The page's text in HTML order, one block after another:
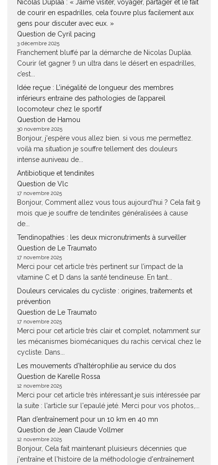
Nicolas Duplàa : « J’aime visiter, voyager, partager et le fait
de courir en espadrilles, cela t’ouvre plus facilement aux
gens pour discuter avec eux. »
Question de Cyril pacing
3 décembre 2025
Franchement bluffé par la démarche de Nicolas Duplàa.
Courir (et gagner !) un ultra dans le désert en espadrilles,
c’est...
Idée reçue : L’inégalité de longueur des membres
inférieurs entraine des pathologies de l’appareil
locomoteur chez le sportif
Question de Hamou
30 novembre 2025
Bonjour, j'espère vous allez bien. si vous me permettez.
voilà ma situation je souffre tellement des douleurs
intense auniveau de...
Antibiotique et tendinites
Question de Vlc
17 novembre 2025
Bonjour, Comment allez vous tous aujourd'hui ? Cela fait 9
mois que je souffre de tendinites généralisées à cause
de...
Tendinopathies : les deux micronutriments à surveiller
Question de Le Traumato
17 novembre 2025
Merci pour cet article très pertinent sur l’impact de la
vitamine C et D dans la santé tendineuse. En tant...
Douleurs cervicales du cycliste : origines, traitements et
prévention
Question de Le Traumato
17 novembre 2025
Merci pour cet article très clair et complet, notamment sur
les mécanismes biomécaniques du rachis cervical chez le
cycliste. Dans...
Les mouvements d’haltérophilie au service du dos
Question de Karelle Rossa
12 novembre 2025
Merci pour cet article très intéressant.je suis intéressée par
la suite : l'article sur l'epaulé jeté. Merci pour vos photos,...
Plan d’entraînement pour un 10 km en 40 mn
Question de Jean Claude Vollmer
12 novembre 2025
Bonjour, Cela fait maintenant pluisieurs décennies que
j'entraîne et l'histoire de la méthodologie d'entraînement